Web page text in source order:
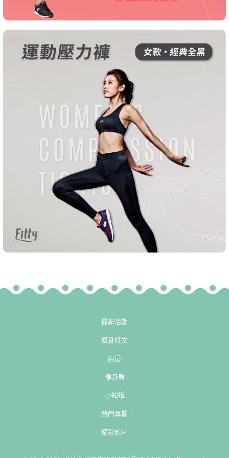
最新活動
瘦身好文
廚房
健身房
小知識
熱門專欄
精彩影片